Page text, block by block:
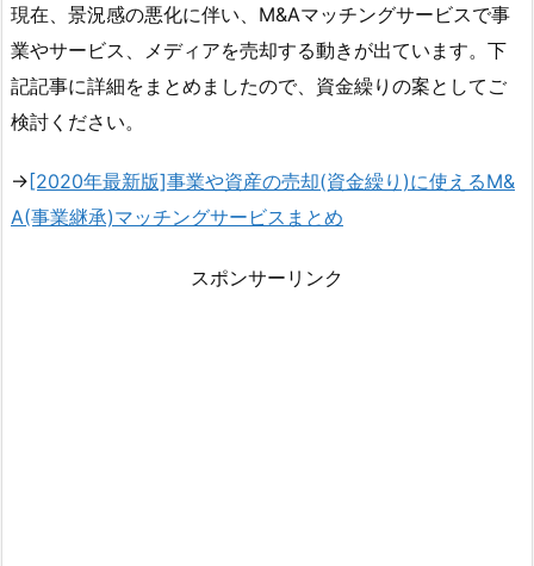
現在、景況感の悪化に伴い、M&Aマッチングサービスで事
業やサービス、メディアを売却する動きが出ています。下
記記事に詳細をまとめましたので、資金繰りの案としてご
検討ください。
→ [2020年最新版]事業や資産の売却(資金繰り)に使えるM&
A(事業継承)マッチングサービスまとめ
スポンサーリンク